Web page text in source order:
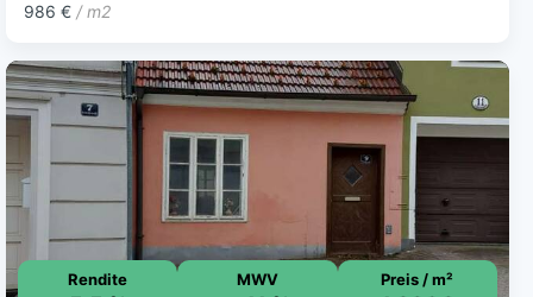
986 € / m2
Rendite MWV Preis / m²